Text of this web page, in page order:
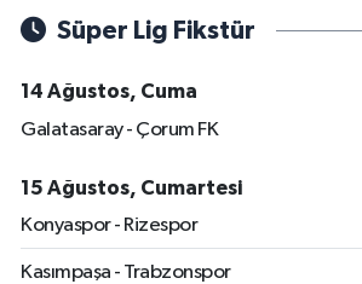
Süper Lig Fikstür
14 Ağustos, Cuma
Galatasaray - Çorum FK
15 Ağustos, Cumartesi
Konyaspor - Rizespor
Kasımpaşa - Trabzonspor